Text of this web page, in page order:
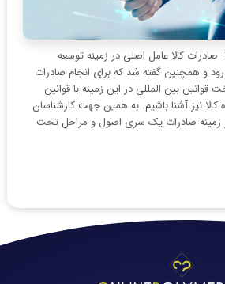
صادرات کالا عامل اصلی در زمینه توسعه
و همچنین گفته شد که برای انجام صادرات
قوانین بین المللی در این زمینه با قوانین
نیز آشنا باشیم. به همین جهت کارشناسان
زمینه صادرات یک سری اصول و مراحل تحت